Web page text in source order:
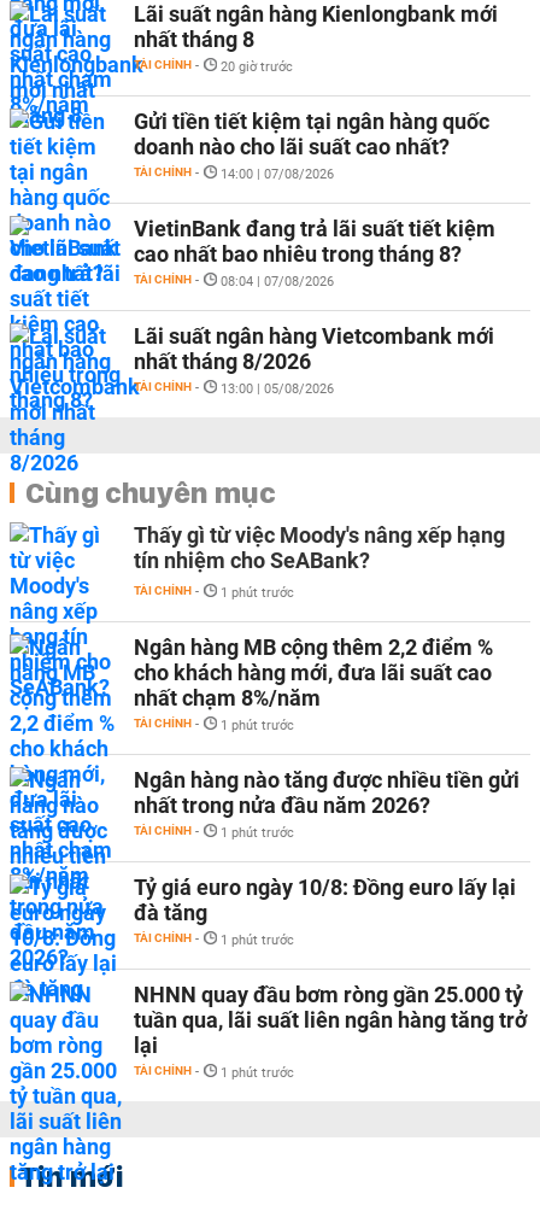
Lãi suất ngân hàng Kienlongbank mới
nhất tháng 8
TÀI CHÍNH - 20 giờ trước
Gửi tiền tiết kiệm tại ngân hàng quốc
doanh nào cho lãi suất cao nhất?
TÀI CHÍNH - 14:00 | 07/08/2026
VietinBank đang trả lãi suất tiết kiệm
cao nhất bao nhiêu trong tháng 8?
TÀI CHÍNH - 08:04 | 07/08/2026
Lãi suất ngân hàng Vietcombank mới
nhất tháng 8/2026
TÀI CHÍNH - 13:00 | 05/08/2026
Cùng chuyên mục
Thấy gì từ việc Moody's nâng xếp hạng
tín nhiệm cho SeABank?
TÀI CHÍNH - 1 phút trước
Ngân hàng MB cộng thêm 2,2 điểm %
cho khách hàng mới, đưa lãi suất cao
nhất chạm 8%/năm
TÀI CHÍNH - 1 phút trước
Ngân hàng nào tăng được nhiều tiền gửi
nhất trong nửa đầu năm 2026?
TÀI CHÍNH - 1 phút trước
Tỷ giá euro ngày 10/8: Đồng euro lấy lại
đà tăng
TÀI CHÍNH - 1 phút trước
NHNN quay đầu bơm ròng gần 25.000 tỷ
tuần qua, lãi suất liên ngân hàng tăng trở
lại
TÀI CHÍNH - 1 phút trước
Tin mới